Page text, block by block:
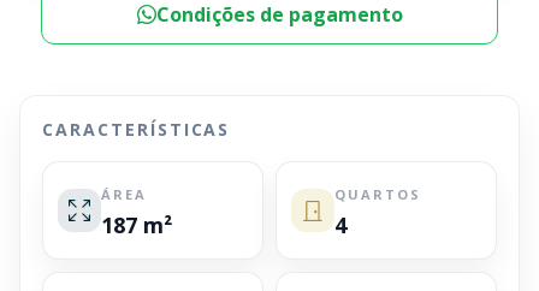
Condições de pagamento
CARACTERÍSTICAS
ÁREA
187 m²
QUARTOS
4